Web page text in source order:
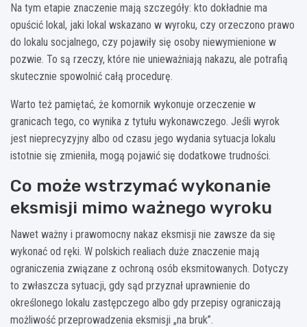
Na tym etapie znaczenie mają szczegóły: kto dokładnie ma
opuścić lokal, jaki lokal wskazano w wyroku, czy orzeczono prawo
do lokalu socjalnego, czy pojawiły się osoby niewymienione w
pozwie. To są rzeczy, które nie unieważniają nakazu, ale potrafią
skutecznie spowolnić całą procedurę.
Warto też pamiętać, że komornik wykonuje orzeczenie w
granicach tego, co wynika z tytułu wykonawczego. Jeśli wyrok
jest nieprecyzyjny albo od czasu jego wydania sytuacja lokalu
istotnie się zmieniła, mogą pojawić się dodatkowe trudności.
Co może wstrzymać wykonanie
eksmisji mimo ważnego wyroku
Nawet ważny i prawomocny nakaz eksmisji nie zawsze da się
wykonać od ręki. W polskich realiach duże znaczenie mają
ograniczenia związane z ochroną osób eksmitowanych. Dotyczy
to zwłaszcza sytuacji, gdy sąd przyznał uprawnienie do
określonego lokalu zastępczego albo gdy przepisy ograniczają
możliwość przeprowadzenia eksmisji „na bruk”.